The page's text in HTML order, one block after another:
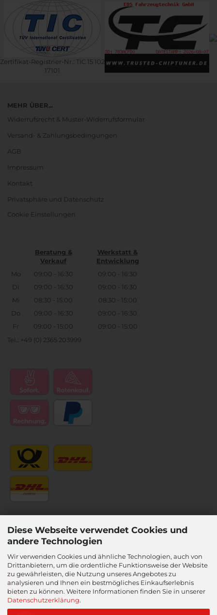
Diese Webseite verwendet Cookies und
andere Technologien
Wir verwenden Cookies und ähnliche Technologien, auch von
Drittanbietern, um die ordentliche Funktionsweise der Website
zu gewährleisten, die Nutzung unseres Angebotes zu
analysieren und Ihnen ein bestmögliches Einkaufserlebnis
bieten zu können. Weitere Informationen finden Sie in unserer
Datenschutzerklärung.
Zertifikat-Registrier-Nr.: TIC 15 102
17101
MEHR ÜBER...
Widerrufsrecht & Muster-Widerrufsformular
Versand- & Zahlungsbedingungen
AGB
Impressum
Kontakt
Privatsphäre und Datenschutz
Cookie Einstellungen
Beratung &
Verkauf
Werkstatt &
Entwicklung
Mo
09:00 - 16:30
09:00 - 16:30
Di
09:00 - 16:30
09:00 - 16:30
Mi
08:30 - 15:00
08:30 - 15:00
Do
09:00 - 16:30
09:00 - 16:30
Fr
09:00 - 15:00
09:00 - 15:00
Tel.: +49 (0) 2365 203999